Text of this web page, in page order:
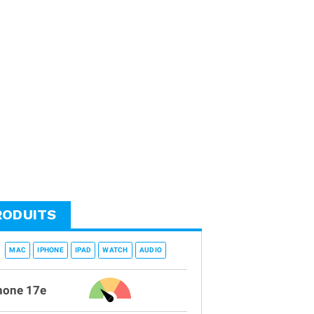
MAC IPHONE IPAD WATCH AUDIO
17e